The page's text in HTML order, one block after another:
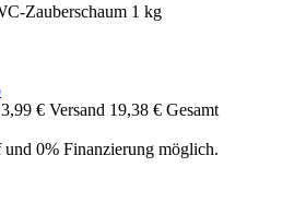
Zauberschaum 1 kg
€ Versand 19,38 € Gesamt
und 0% Finanzierung möglich.